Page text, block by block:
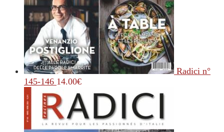
Radici n°
145-146 14.00€